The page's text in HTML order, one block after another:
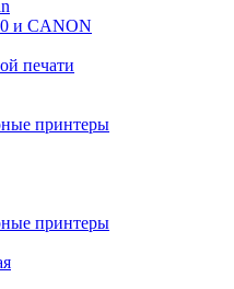
и CANON
печати
принтеры
принтеры